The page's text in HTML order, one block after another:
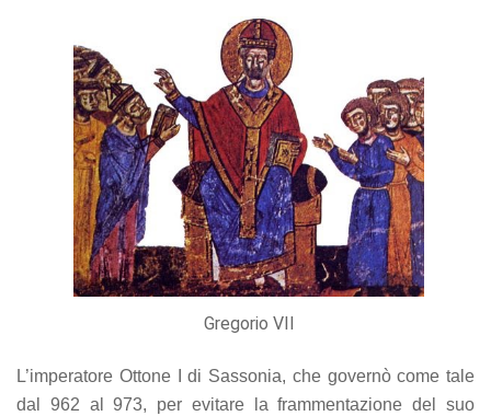
Gregorio VII
L’imperatore Ottone I di Sassonia, che governò come tale
dal 962 al 973, per evitare la frammentazione del suo